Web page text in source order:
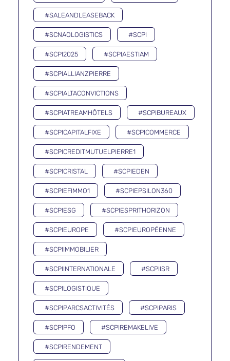
#SALEANDLEASEBACK
#SCNAOLOGISTICS #SCPI
#SCPI2025 #SCPIAESTIAM
#SCPIALLIANZPIERRE
#SCPIALTACONVICTIONS
#SCPIATREAMHÔTELS #SCPIBUREAUX
#SCPICAPITALFIXE #SCPICOMMERCE
#SCPICREDITMUTUELPIERRE1
#SCPICRISTAL #SCPIEDEN
#SCPIEFIMMO1 #SCPIEPSILON360
#SCPIESG #SCPIESPRITHORIZON
#SCPIEUROPE #SCPIEUROPÉENNE
#SCPIIMMOBILIER
#SCPIINTERNATIONALE #SCPIISR
#SCPILOGISTIQUE
#SCPIPARCSACTIVITÉS #SCPIPARIS
#SCPIPFO #SCPIREMAKELIVE
#SCPIRENDEMENT